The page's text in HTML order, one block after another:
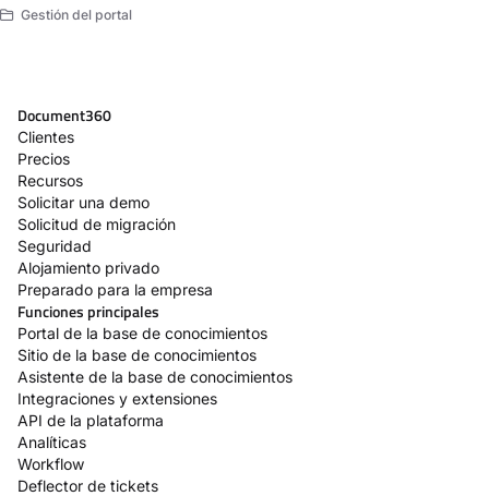
Gestión del portal
Document360
Clientes
Precios
Recursos
Solicitar una demo
Solicitud de migración
Seguridad
Alojamiento privado
Preparado para la empresa
Funciones principales
Portal de la base de conocimientos
Sitio de la base de conocimientos
Asistente de la base de conocimientos
Integraciones y extensiones
API de la plataforma
Analíticas
Workflow
Deflector de tickets